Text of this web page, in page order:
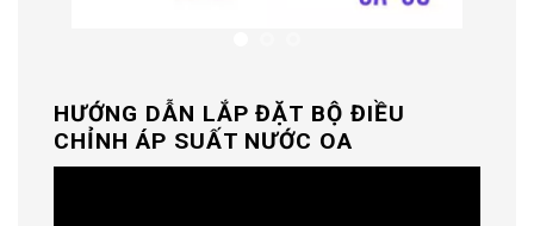
HƯỚNG DẪN LẮP ĐẶT BỘ ĐIỀU
CHỈNH ÁP SUẤT NƯỚC OA